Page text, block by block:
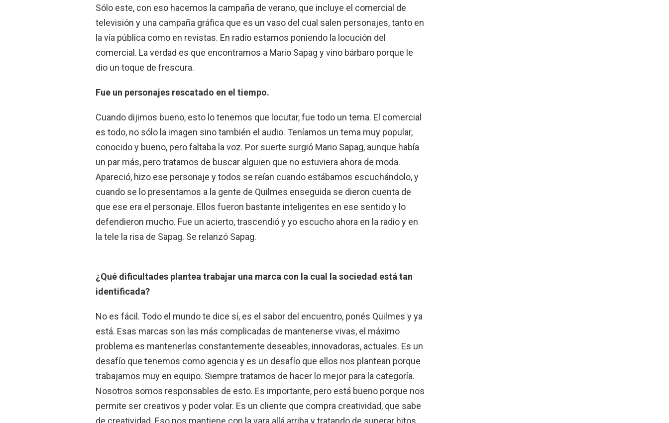
Sólo este, con eso hacemos la campaña de verano, que incluye el comercial de
televisión y una campaña gráfica que es un vaso del cual salen personajes, tanto en
la vía pública como en revistas. En radio estamos poniendo la locución del
comercial. La verdad es que encontramos a Mario Sapag y vino bárbaro porque le
dio un toque de frescura.
Fue un personajes rescatado en el tiempo.
Cuando dijimos bueno, esto lo tenemos que locutar, fue todo un tema. El comercial
es todo, no sólo la imagen sino también el audio. Teníamos un tema muy popular,
conocido y bueno, pero faltaba la voz. Por suerte surgió Mario Sapag, aunque había
un par más, pero tratamos de buscar alguien que no estuviera ahora de moda.
Apareció, hizo ese personaje y todos se reían cuando estábamos escuchándolo, y
cuando se lo presentamos a la gente de Quilmes enseguida se dieron cuenta de
que ese era el personaje. Ellos fueron bastante inteligentes en ese sentido y lo
defendieron mucho. Fue un acierto, trascendió y yo escucho ahora en la radio y en
la tele la risa de Sapag. Se relanzó Sapag.
¿Qué dificultades plantea trabajar una marca con la cual la sociedad está tan
identificada?
No es fácil. Todo el mundo te dice sí, es el sabor del encuentro, ponés Quilmes y ya
está. Esas marcas son las más complicadas de mantenerse vivas, el máximo
problema es mantenerlas constantemente deseables, innovadoras, actuales. Es un
desafío que tenemos como agencia y es un desafío que ellos nos plantean porque
trabajamos muy en equipo. Siempre tratamos de hacer lo mejor para la categoría.
Nosotros somos responsables de esto. Es importante, pero está bueno porque nos
permite ser creativos y poder volar. Es un cliente que compra creatividad, que sabe